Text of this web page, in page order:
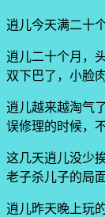
逍儿今天满二十
逍儿二十个月，
双下巴了，小脸
逍儿越来越淘气
误修理的时候，
这几天逍儿没少
老子杀儿子的局面
逍儿昨天晚上玩